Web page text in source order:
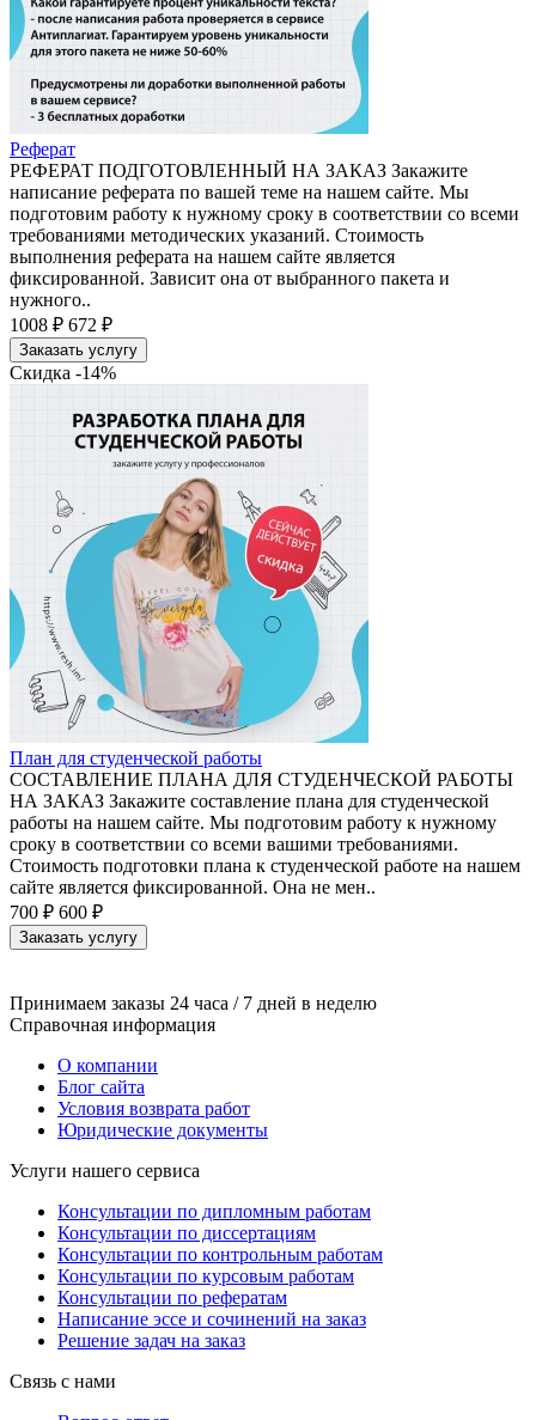
Реферат
РЕФЕРАТ ПОДГОТОВЛЕННЫЙ НА ЗАКАЗ Закажите
написание реферата по вашей теме на нашем сайте. Мы
подготовим работу к нужному сроку в соответствии со всеми
требованиями методических указаний. Стоимость
выполнения реферата на нашем сайте является
фиксированной. Зависит она от выбранного пакета и
нужного..
1008 ₽ 672 ₽
Заказать услугу
Скидка -14%
План для студенческой работы
СОСТАВЛЕНИЕ ПЛАНА ДЛЯ СТУДЕНЧЕСКОЙ РАБОТЫ
НА ЗАКАЗ Закажите составление плана для студенческой
работы на нашем сайте. Мы подготовим работу к нужному
сроку в соответствии со всеми вашими требованиями.
Стоимость подготовки плана к студенческой работе на нашем
сайте является фиксированной. Она не мен..
700 ₽ 600 ₽
Заказать услугу
Принимаем заказы 24 часа / 7 дней в неделю
Справочная информация
О компании
Блог сайта
Условия возврата работ
Юридические документы
Услуги нашего сервиса
Консультации по дипломным работам
Консультации по диссертациям
Консультации по контрольным работам
Консультации по курсовым работам
Консультации по рефератам
Написание эссе и сочинений на заказ
Решение задач на заказ
Связь с нами